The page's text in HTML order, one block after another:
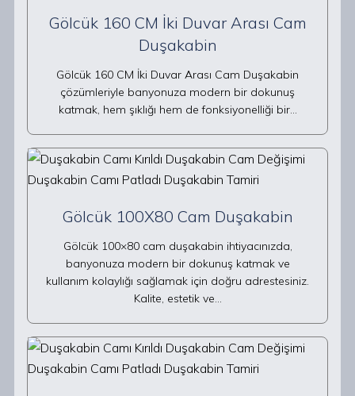
Gölcük 160 CM İki Duvar Arası Cam
Duşakabin
Gölcük 160 CM İki Duvar Arası Cam Duşakabin
çözümleriyle banyonuza modern bir dokunuş
katmak, hem şıklığı hem de fonksiyonelliği bir…
Gölcük 100X80 Cam Duşakabin
Gölcük 100×80 cam duşakabin ihtiyacınızda,
banyonuza modern bir dokunuş katmak ve
kullanım kolaylığı sağlamak için doğru adrestesiniz.
Kalite, estetik ve…